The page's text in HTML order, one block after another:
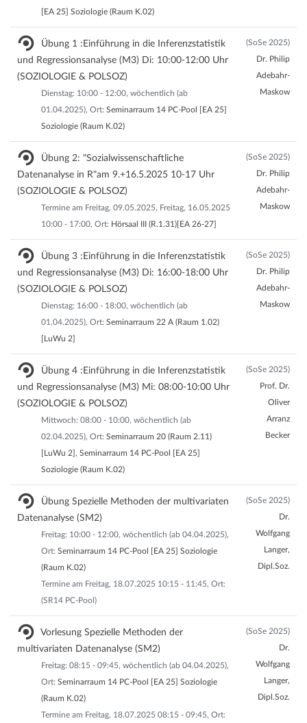
[EA 25] Soziologie (Raum K.02)
Übung 1 :Einführung in die Inferenzstatistik
und Regressionsanalyse (M3) Di: 10:00-12:00 Uhr
(SOZIOLOGIE & POLSOZ)
Dienstag: 10:00 - 12:00, wöchentlich (ab
01.04.2025), Ort: Seminarraum 14 PC-Pool [EA 25]
Soziologie (Raum K.02)
(SoSe 2025)
Dr. Philip
Adebahr-
Maskow
Übung 2: "Sozialwissenschaftliche
Datenanalyse in R"am 9.+16.5.2025 10-17 Uhr
(SOZIOLOGIE & POLSOZ)
Termine am Freitag, 09.05.2025, Freitag, 16.05.2025
10:00 - 17:00, Ort: Hörsaal III (R.1.31)[EA 26-27]
(SoSe 2025)
Dr. Philip
Adebahr-
Maskow
Übung 3 :Einführung in die Inferenzstatistik
und Regressionsanalyse (M3) Di: 16:00-18:00 Uhr
(SOZIOLOGIE & POLSOZ)
Dienstag: 16:00 - 18:00, wöchentlich (ab
01.04.2025), Ort: Seminarraum 22 A (Raum 1.02)
[LuWu 2]
(SoSe 2025)
Dr. Philip
Adebahr-
Maskow
Übung 4 :Einführung in die Inferenzstatistik
und Regressionsanalyse (M3) Mi: 08:00-10:00 Uhr
(SOZIOLOGIE & POLSOZ)
Mittwoch: 08:00 - 10:00, wöchentlich (ab
02.04.2025), Ort: Seminarraum 20 (Raum 2.11)
[LuWu 2] , Seminarraum 14 PC-Pool [EA 25]
Soziologie (Raum K.02)
(SoSe 2025)
Prof. Dr.
Oliver
Arranz
Becker
Übung Spezielle Methoden der multivariaten
Datenanalyse (SM2)
Freitag: 10:00 - 12:00, wöchentlich (ab 04.04.2025),
Ort: Seminarraum 14 PC-Pool [EA 25] Soziologie
(Raum K.02)
Termine am Freitag, 18.07.2025 10:15 - 11:45, Ort:
(SR14 PC-Pool)
(SoSe 2025)
Dr.
Wolfgang
Langer,
Dipl.Soz.
Vorlesung Spezielle Methoden der
multivariaten Datenanalyse (SM2)
Freitag: 08:15 - 09:45, wöchentlich (ab 04.04.2025),
Ort: Seminarraum 14 PC-Pool [EA 25] Soziologie
(Raum K.02)
Termine am Freitag, 18.07.2025 08:15 - 09:45, Ort:
(SoSe 2025)
Dr.
Wolfgang
Langer,
Dipl.Soz.